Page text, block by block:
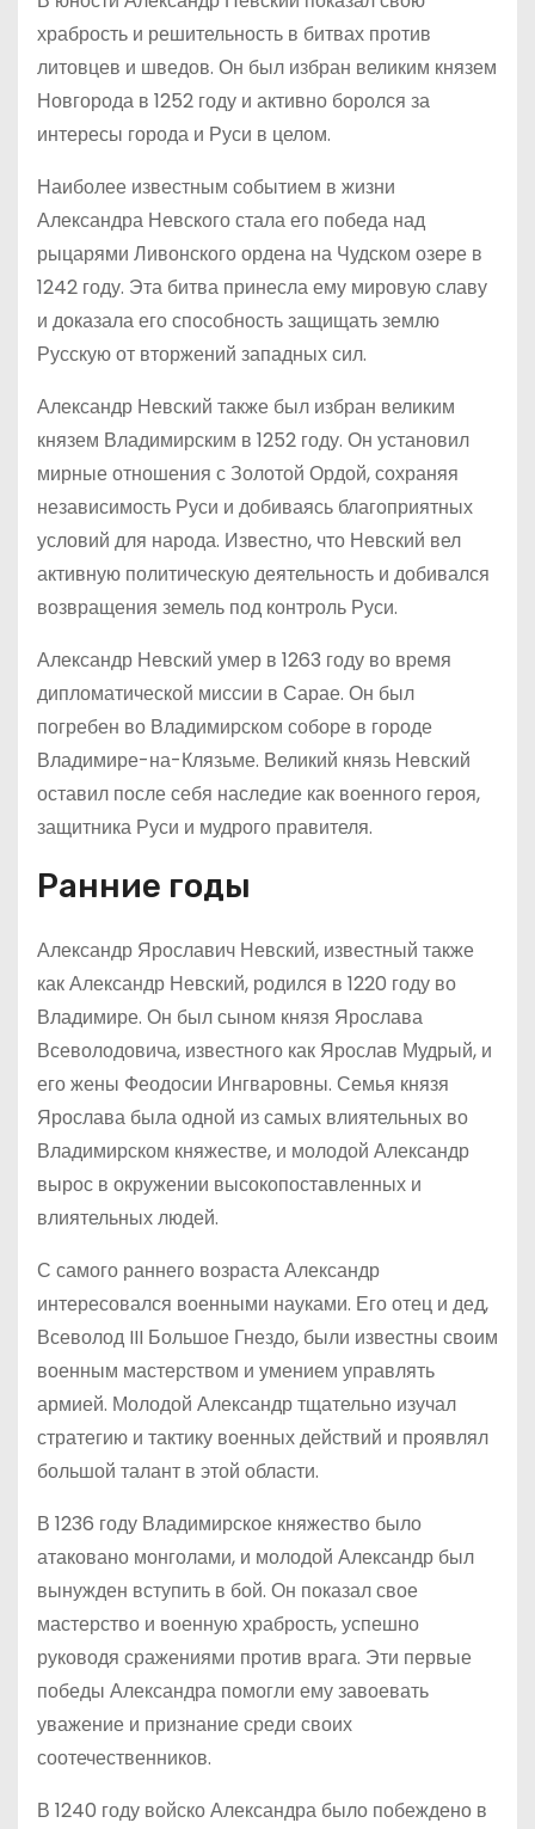
храбрость и решительность в битвах против
литовцев и шведов. Он был избран великим князем
Новгорода в 1252 году и активно боролся за
интересы города и Руси в целом.
Наиболее известным событием в жизни
Александра Невского стала его победа над
рыцарями Ливонского ордена на Чудском озере в
1242 году. Эта битва принесла ему мировую славу
и доказала его способность защищать землю
Русскую от вторжений западных сил.
Александр Невский также был избран великим
князем Владимирским в 1252 году. Он установил
мирные отношения с Золотой Ордой, сохраняя
независимость Руси и добиваясь благоприятных
условий для народа. Известно, что Невский вел
активную политическую деятельность и добивался
возвращения земель под контроль Руси.
Александр Невский умер в 1263 году во время
дипломатической миссии в Сарае. Он был
погребен во Владимирском соборе в городе
Владимире-на-Клязьме. Великий князь Невский
оставил после себя наследие как военного героя,
защитника Руси и мудрого правителя.
Ранние годы
Александр Ярославич Невский, известный также
как Александр Невский, родился в 1220 году во
Владимире. Он был сыном князя Ярослава
Всеволодовича, известного как Ярослав Мудрый, и
его жены Феодосии Ингваровны. Семья князя
Ярослава была одной из самых влиятельных во
Владимирском княжестве, и молодой Александр
вырос в окружении высокопоставленных и
влиятельных людей.
С самого раннего возраста Александр
интересовался военными науками. Его отец и дед,
Всеволод III Большое Гнездо, были известны своим
военным мастерством и умением управлять
армией. Молодой Александр тщательно изучал
стратегию и тактику военных действий и проявлял
большой талант в этой области.
В 1236 году Владимирское княжество было
атаковано монголами, и молодой Александр был
вынужден вступить в бой. Он показал свое
мастерство и военную храбрость, успешно
руководя сражениями против врага. Эти первые
победы Александра помогли ему завоевать
уважение и признание среди своих
соотечественников.
В 1240 году войско Александра было побеждено в